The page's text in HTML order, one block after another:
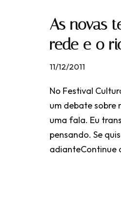
As novas
rede e o
11/12/2011
No Festival
um debate sobre
uma fala. Eu
pensando. Se
adianteContinue